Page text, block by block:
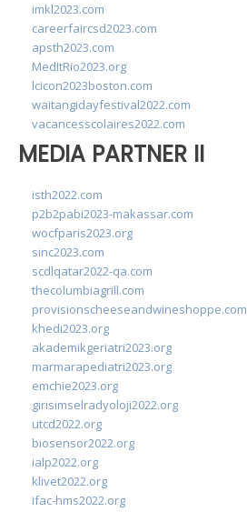
imkl2023.com
careerfaircsd2023.com
apsth2023.com
MedItRio2023.org
lcicon2023boston.com
waitangidayfestival2022.com
vacancesscolaires2022.com
MEDIA PARTNER II
isth2022.com
p2b2pabi2023-makassar.com
wocfparis2023.org
sinc2023.com
scdlqatar2022-qa.com
thecolumbiagrill.com
provisionscheeseandwineshoppe.com
khedi2023.org
akademikgeriatri2023.org
marmarapediatri2023.org
emchie2023.org
girisimselradyoloji2022.org
utcd2022.org
biosensor2022.org
ialp2022.org
klivet2022.org
ifac-hms2022.org